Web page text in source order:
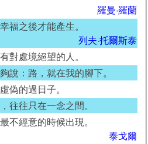
羅曼·羅蘭
福之後才能產生。
列夫·托爾斯泰
對處境絕望的人。
說：路，就在我的腳下。
偽的過日子。
往往只在一念之間。
不經意的時候出現。
泰戈爾